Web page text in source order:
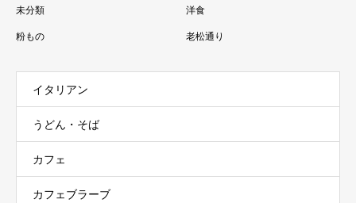
未分類 洋食
粉もの 老松通り
イタリアン
うどん・そば
カフェ
カフェブラーブ